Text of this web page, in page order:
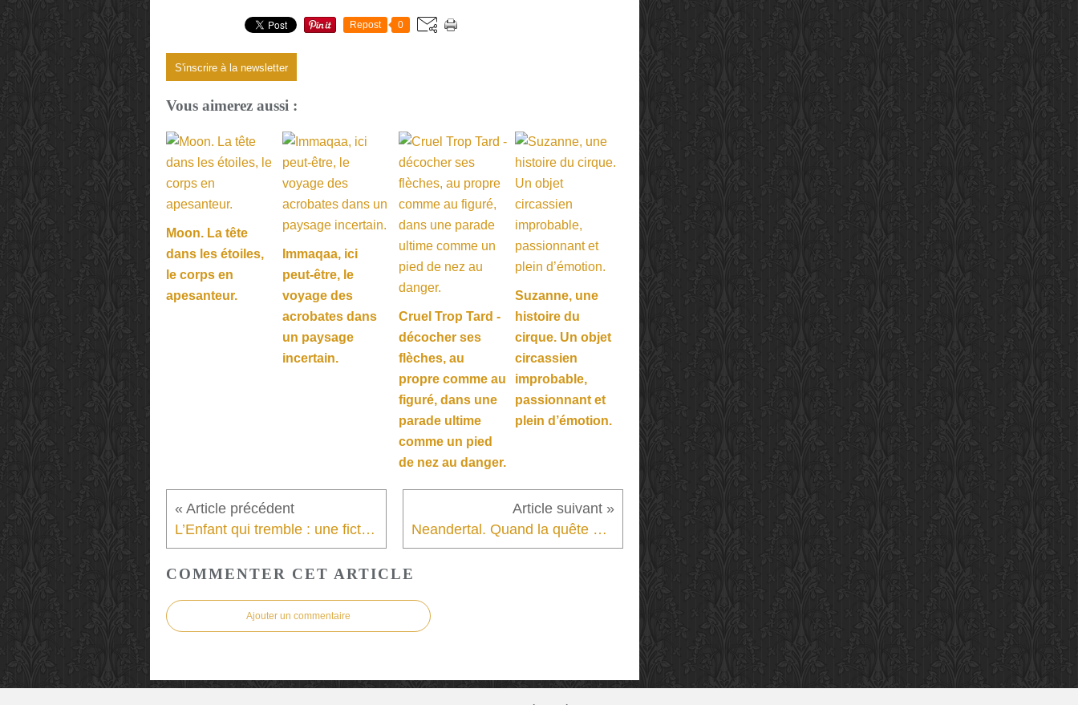
Repost 0
S'inscrire à la newsletter
Vous aimerez aussi :
Moon. La tête
dans les étoiles,
le corps en
apesanteur.
Immaqaa, ici
peut-être, le
voyage des
acrobates dans
un paysage
incertain.
Cruel Trop Tard -
décocher ses
flèches, au
propre comme au
figuré, dans une
parade ultime
comme un pied
de nez au danger.
Suzanne, une
histoire du
cirque. Un objet
circassien
improbable,
passionnant et
plein d’émotion.
L’Enfant qui tremble : une fiction au détour de deux biographies. Neandertal. Quand la quête des origines de l’homme rencontre la question raciale et les différenciations entre les peuples.
COMMENTER CET ARTICLE
Ajouter un commentaire